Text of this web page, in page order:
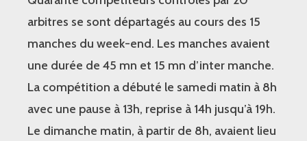
arbitres se sont départagés au cours des 15
manches du week-end. Les manches avaient
une durée de 45 mn et 15 mn d’inter manche.
La compétition a débuté le samedi matin à 8h
avec une pause à 13h, reprise à 14h jusqu’à 19h.
Le dimanche matin, à partir de 8h, avaient lieu